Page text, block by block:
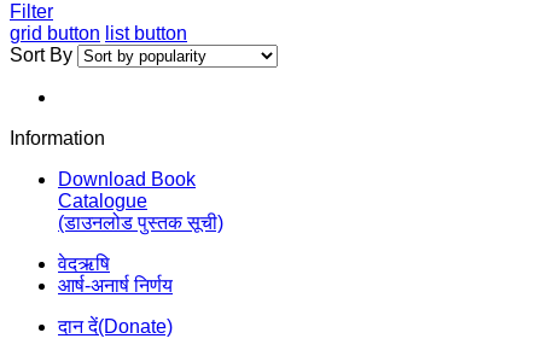
Filter
grid button list button
Sort By
Information
Download Book
Catalogue
(डाउनलोड पुस्तक सूची)
वेदऋषि
आर्ष-अनार्ष निर्णय
दान दें(Donate)